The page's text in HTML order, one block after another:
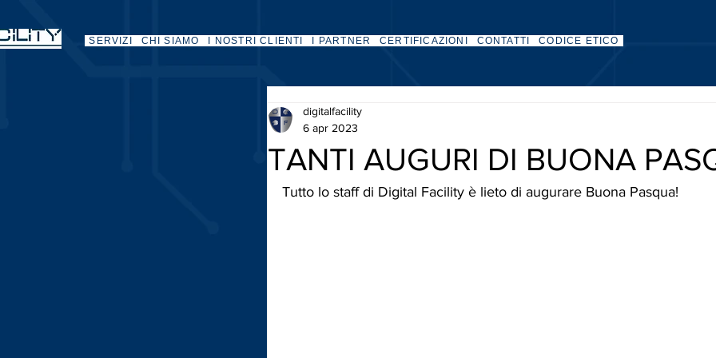
SERVIZI CHI SIAMO I NOSTRI CLIENTI I PARTNER CERTIFICAZIONI CONTATTI CODICE ETICO
TANTI AUGURI DI BUONA
digitalfacility
6 apr 2023
Tutto lo staff di Digital Facility è lieto di augurare Buona Pasqua!